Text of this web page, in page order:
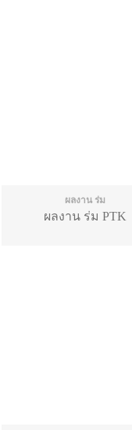
ผลงาน ร่ม
ผลงาน ร่ม PTK